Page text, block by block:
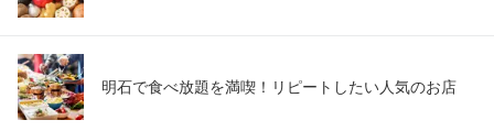
明石で食べ放題を満喫！リピートしたい人気のお店